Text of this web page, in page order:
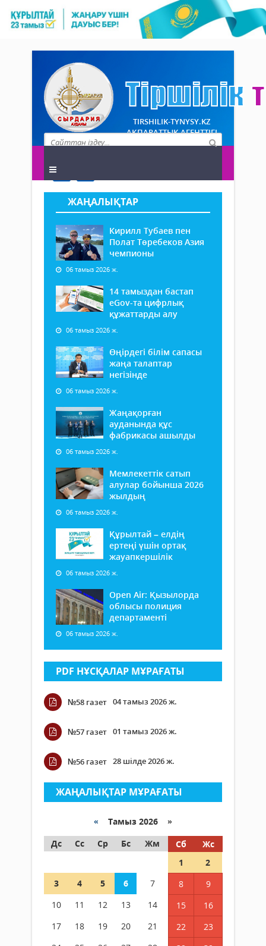
TIRSHILIK-TYNYSY.KZ
АҚПАРАТТЫҚ АГЕНТТІГІ
ЖАҢАЛЫҚТАР
Кирилл Тубаев пен
Полат Төребеков Азия
чемпионы
06 тамыз 2026 ж.
14 тамыздан бастап
еGov-та цифрлық
құжаттарды алу
06 тамыз 2026 ж.
Өңірдегі білім сапасы
жаңа талаптар
негізінде
06 тамыз 2026 ж.
Жаңақорған
ауданында құс
фабрикасы ашылды
06 тамыз 2026 ж.
Мемлекеттік сатып
алулар бойынша 2026
жылдың
06 тамыз 2026 ж.
Құрылтай – елдің
ертеңі үшін ортақ
жауапкершілік
06 тамыз 2026 ж.
Open Air: Қызылорда
облысы полиция
департаменті
06 тамыз 2026 ж.
PDF НҰСҚАЛАР МҰРАҒАТЫ
№58 газет 04 тамыз 2026 ж.
№57 газет 01 тамыз 2026 ж.
№56 газет 28 шілде 2026 ж.
ЖАҢАЛЫҚТАР МҰРАҒАТЫ
« Тамыз 2026 »
Дс
Сс Ср Бс Жм Сб
Жс
1
2
3
4 5 6 7 8
9
10
11 12 13 14 15
16
17
18 19 20 21 22
23